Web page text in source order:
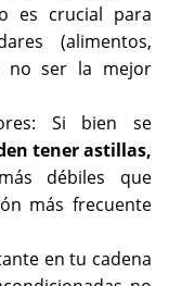
es crucial para
(alimentos,
no ser la mejor
Si bien se
tener astillas,
débiles que
más frecuente
en tu cadena